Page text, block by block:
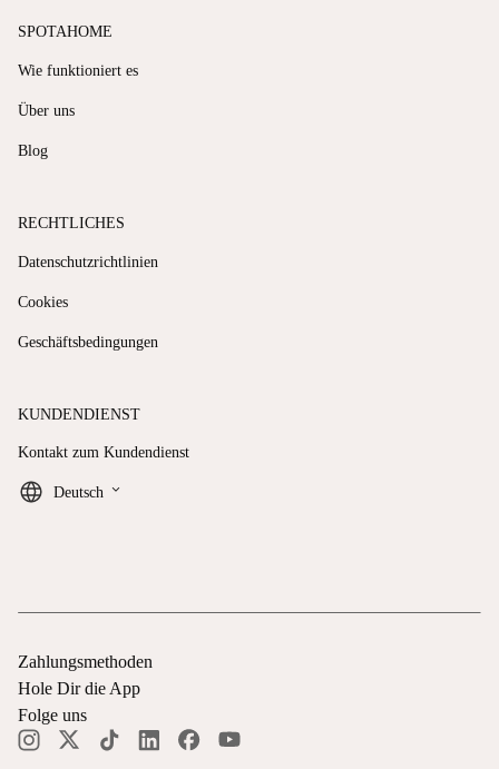
SPOTAHOME
Wie funktioniert es
Über uns
Blog
RECHTLICHES
Datenschutzrichtlinien
Cookies
Geschäftsbedingungen
KUNDENDIENST
Kontakt zum Kundendienst
Deutsch keyboard_arrow_down
Zahlungsmethoden
Hole Dir die App
Folge uns